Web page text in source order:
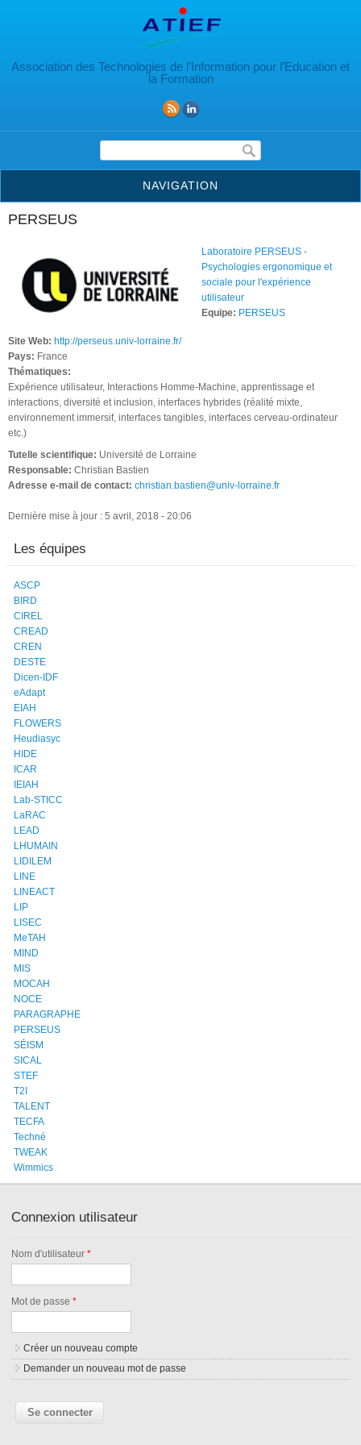
Association des Technologies de l’Information pour l’Education et
la Formation
Formulaire de recherche
NAVIGATION
PERSEUS
Laboratoire PERSEUS -
Psychologies ergonomique et
sociale pour l'expérience
utilisateur
Equipe: PERSEUS
Site Web: http://perseus.univ-lorraine.fr/
Pays: France
Thématiques:
Expérience utilisateur, Interactions Homme-Machine, apprentissage et
interactions, diversité et inclusion, interfaces hybrides (réalité mixte,
environnement immersif, interfaces tangibles, interfaces cerveau-ordinateur
etc.)
Tutelle scientifique: Université de Lorraine
Responsable: Christian Bastien
Adresse e-mail de contact: christian.bastien@univ-lorraine.fr
Dernière mise à jour : 5 avril, 2018 - 20:06
Les équipes
ASCP
BIRD
CIREL
CREAD
CREN
DESTE
Dicen-IDF
eAdapt
EIAH
FLOWERS
Heudiasyc
HIDE
ICAR
IEIAH
Lab-STICC
LaRAC
LEAD
LHUMAIN
LIDILEM
LINE
LINEACT
LIP
LISEC
MeTAH
MIND
MIS
MOCAH
NOCE
PARAGRAPHE
PERSEUS
SÉISM
SICAL
STEF
T2I
TALENT
TECFA
Techné
TWEAK
Wimmics
Connexion utilisateur
Nom d'utilisateur*
Mot de passe*
Créer un nouveau compte
Demander un nouveau mot de passe